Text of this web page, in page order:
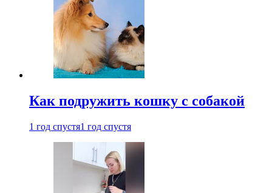
Как подружить кошку с собакой
1 год спустя1 год спустя